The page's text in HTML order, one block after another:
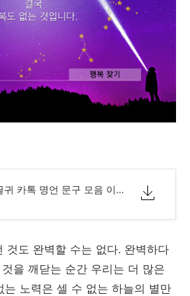
5 짧고 좋은 글귀 카톡 명언 문구 모음 이미지.png
것도 완벽할 수는 없다. 완벽하다
을 깨닫는 순간 우리는 더 많은
는 노력은 셀 수 없는 하늘의 별만